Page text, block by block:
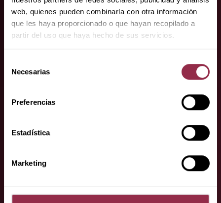
web, quienes pueden combinarla con otra información
que les haya proporcionado o que hayan recopilado a
partir del uso que haya hecho de sus servicios.
Necesarias
Preferencias
Estadística
Marketing
especialistas.
Aquí encontrará a nuestros socios
especializados.
petición?